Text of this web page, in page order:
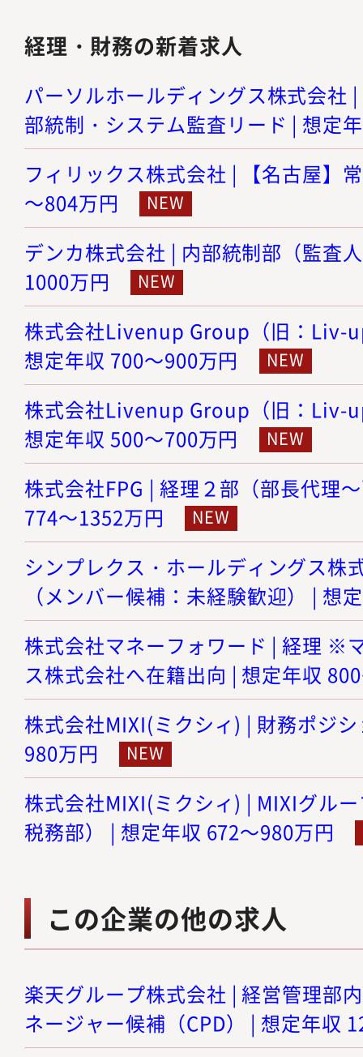
経理・財務の新着求人
パーソルホールディングス株式会社
部統制・システム監査リード | 想定
フィリックス株式会社 | 【名古屋】
～804万円
デンカ株式会社 | 内部統制部（監査
1000万円
株式会社Livenup Group（旧：Liv-
想定年収 700～900万円
株式会社Livenup Group（旧：Liv-
想定年収 500～700万円
株式会社FPG | 経理２部（部長代理
774～1352万円
シンプレクス・ホールディングス株
（メンバー候補：未経験歓迎） | 想
株式会社マネーフォワード | 経理 ※
ス株式会社へ在籍出向 | 想定年収
株式会社MIXI(ミクシィ) | 財務ポジ
980万円
株式会社MIXI(ミクシィ) | MIXIグル
税務部） | 想定年収 672～980万円
この企業の他の求人
楽天グループ株式会社 | 経営管理部
ネージャー候補（CPD） | 想定年収